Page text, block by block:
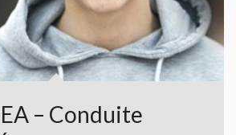
– Conduite